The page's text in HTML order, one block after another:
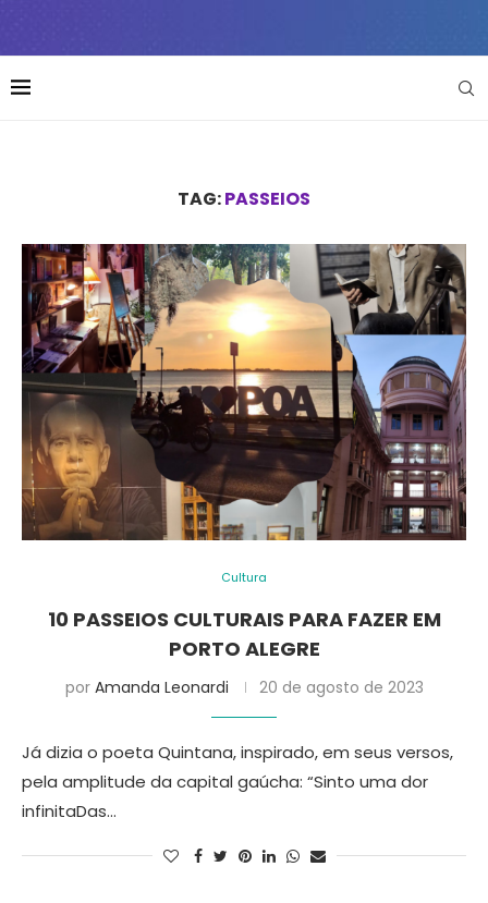
TAG:PASSEIOS
Cultura
10 PASSEIOS CULTURAIS PARA FAZER EM
PORTO ALEGRE
por Amanda Leonardi 20 de agosto de 2023
Já dizia o poeta Quintana, inspirado, em seus versos,
pela amplitude da capital gaúcha: “Sinto uma dor
infinitaDas…